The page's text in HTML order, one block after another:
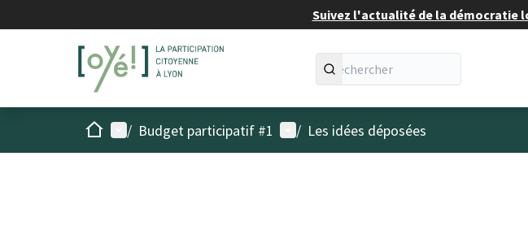
Suivez l'actualité de la démocratie
AccueilMenu principal
/ Budget participatif #1 Menu utilisateur
/ Les idées déposées